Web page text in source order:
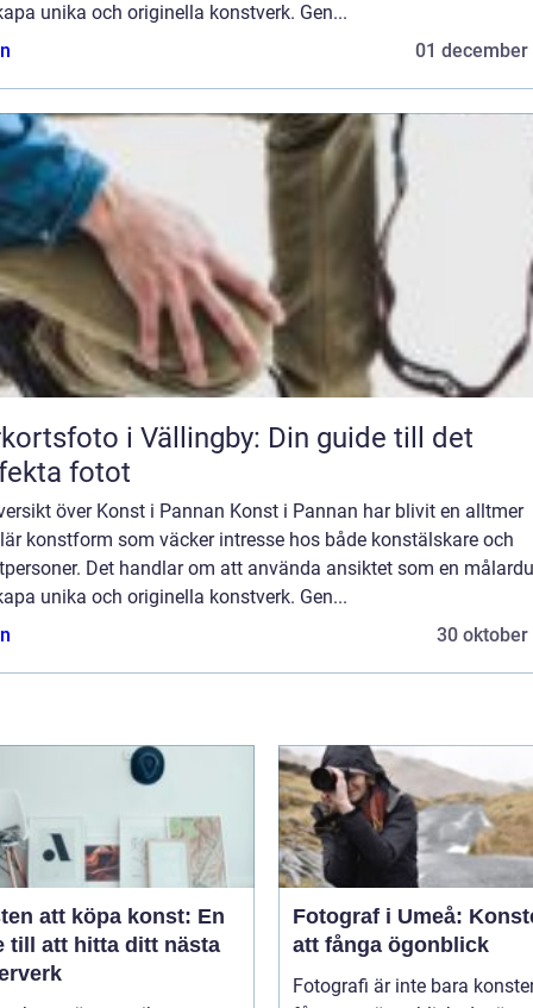
unika och originella konstverk. Gen...
01 december
i Vällingby: Din guide till det
fotot
över Konst i Pannan Konst i Pannan har blivit en alltmer
konstform som väcker intresse hos både konstälskare och
Det handlar om att använda ansiktet som en
unika och originella konstverk. Gen...
30 oktober
att köpa konst: En
till att hitta ditt nästa
Fotograf i Umeå:
att fånga ögonblick
Fotografi är inte bara